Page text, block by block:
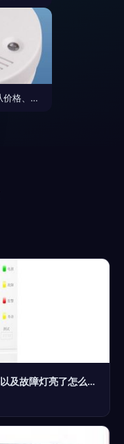
温度测量报警器选购指南 从价格、厂家到功能介绍
家用燃气报警器指示灯的状态有哪些?以及故障灯亮了怎么解决?